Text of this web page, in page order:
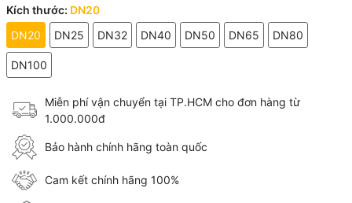
Kích thước: DN20
DN20
DN25 DN32 DN40 DN50 DN65 DN80
DN100
Miễn phí vận chuyển tại TP.HCM cho đơn hàng từ
1.000.000đ
Bảo hành chính hãng toàn quốc
Cam kết chính hãng 100%